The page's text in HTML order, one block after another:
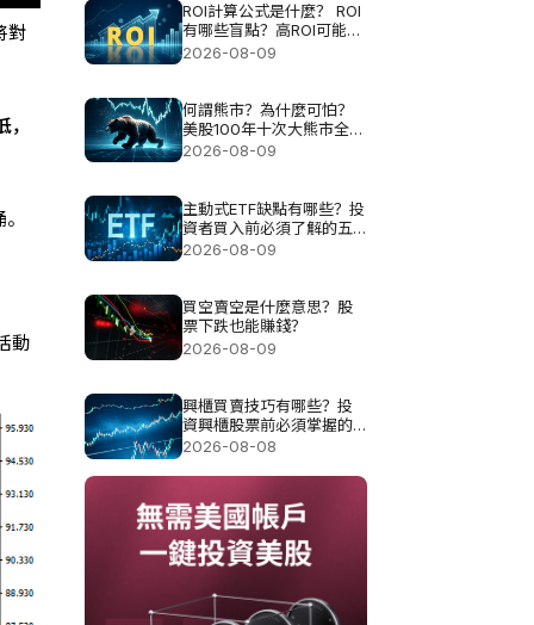
對
動
ROI計算公式是什麼？ ROI
有哪些盲點？高ROI可能伴
隨哪些風險？
2026-08-09
何謂熊市？為什麼可怕？
美股100年十次大熊市全解
析
2026-08-09
主動式ETF缺點有哪些？投
資者買入前必須了解的五
大風險
2026-08-09
買空賣空是什麼意思？股
票下跌也能賺錢？
2026-08-09
興櫃買賣技巧有哪些？投
資興櫃股票前必須掌握的
五個重點
2026-08-08